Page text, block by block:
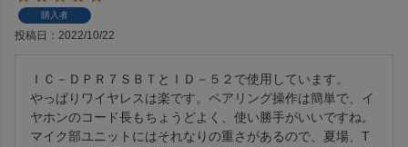
購入者
投稿日 2022/10/22
ＩＣ－ＤＰＲ７ＳＢＴとＩＤ－５２で使用しています。
やっぱりワイヤレスは楽です。ペアリング操作は簡単で、イ
ヤホンのコード長もちょうどよく、使い勝手がいいですね。
マイク部ユニットにはそれなりの重さがあるので、夏場、T